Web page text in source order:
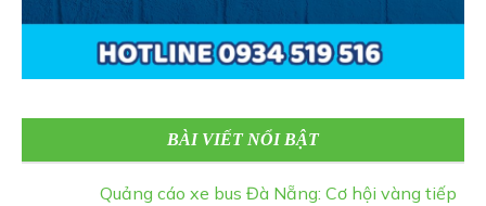
BÀI VIẾT NỔI BẬT
Quảng cáo xe bus Đà Nẵng: Cơ hội vàng tiếp